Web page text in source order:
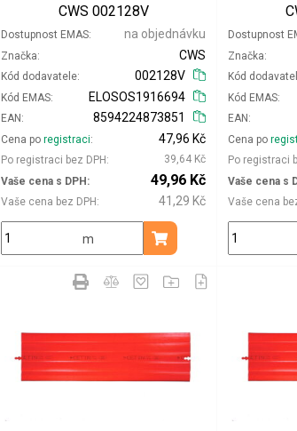
CWS 002128V
Dostupnost EMAS na objednávku
Značka
Kód dodavatele
CWS
002128V
Kód EMAS
EAN
ELOSOS1916694
8594224873851
Cena po registraci
Po registraci bez DPH
47,96 Kč
39,64 Kč
Vaše cena s DPH
Vaše cena bez DPH
49,96 Kč
41,29 Kč
m Přidat do košíku
Dostupnost
Značka
Kód
Kód EMAS
EAN
Cena po
Po registraci
Vaše cena s
Vaše cena